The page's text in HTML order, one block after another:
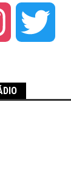
Instagram